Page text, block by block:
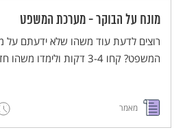
מונח על הבוקר - מערכת המשפט
רוצים לדעת עוד משהו שלא ידעתם על
המשפט? קחו 3-4 דקות ולימדו משהו חדש.
מאמר